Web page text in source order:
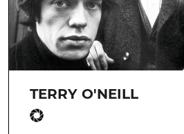
TERRY O'NEILL